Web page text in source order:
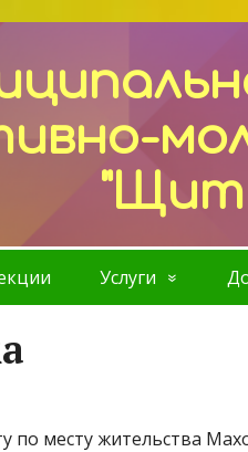
"Щит
Услуги
по месту жительства